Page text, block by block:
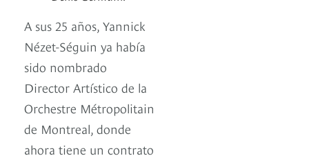
A sus 25 años, Yannick
Nézet-Séguin ya había
sido nombrado
Director Artístico de la
Orchestre Métropolitain
de Montreal, donde
ahora tiene un contrato